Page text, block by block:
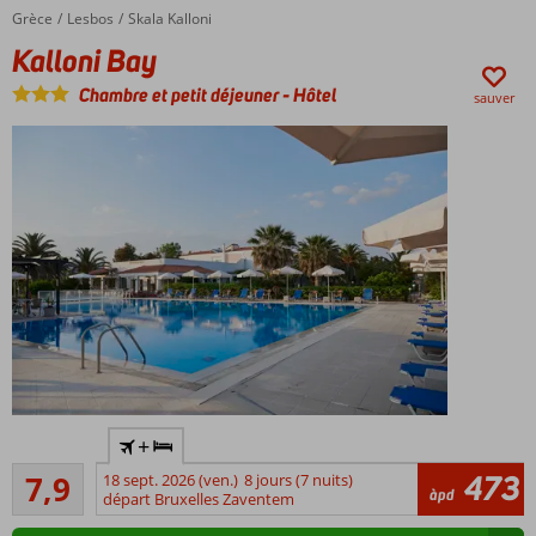
idéal
explorer
l'île
Accueil
Grèce Lesbos Skala Kalloni
Kalloni Bay
Kalloni Bay
Chambre et petit déjeuner-Hôtel sauver
plage !
À
environ
7,9
Bon
76
commentaires
+
18 sept. 2026 (ven.) 8 jours (7 nuits)
départ Bruxelles Zaventem
àpd 473